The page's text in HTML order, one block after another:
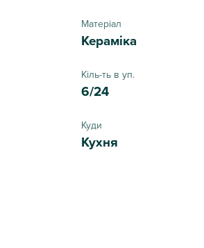
Матеріал
Кераміка
Кіль-ть в уп.
6/24
Куди
Кухня